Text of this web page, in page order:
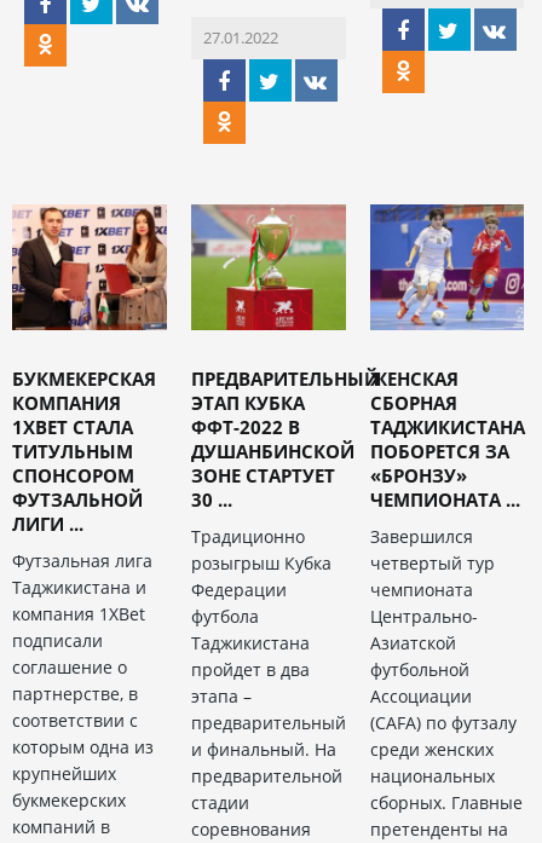
27.01.2022
БУКМЕКЕРСКАЯ
КОМПАНИЯ
1XBET СТАЛА
ТИТУЛЬНЫМ
СПОНСОРОМ
ФУТЗАЛЬНОЙ
ЛИГИ ...
Футзальная лига
Таджикистана и
компания 1XBet
подписали
соглашение о
партнерстве, в
соответствии с
которым одна из
крупнейших
букмекерских
компаний в
ПРЕДВАРИТЕЛЬНЫЙ
ЭТАП КУБКА
ФФТ-2022 В
ДУШАНБИНСКОЙ
ЗОНЕ СТАРТУЕТ
30 ...
Традиционно
розыгрыш Кубка
Федерации
футбола
Таджикистана
пройдет в два
этапа –
предварительный
и финальный. На
предварительной
стадии
соревнования
ЖЕНСКАЯ
СБОРНАЯ
ТАДЖИКИСТАНА
ПОБОРЕТСЯ ЗА
«БРОНЗУ»
ЧЕМПИОНАТА ...
Завершился
четвертый тур
чемпионата
Центрально-
Азиатской
футбольной
Ассоциации
(CAFA) по футзалу
среди женских
национальных
сборных. Главные
претенденты на